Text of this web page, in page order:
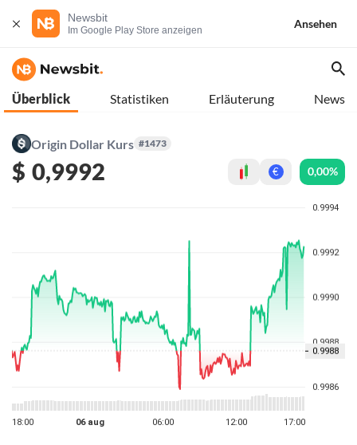
Newsbit
Im Google Play Store anzeigen
Ansehen
Überblick Statistiken Erläuterung News
Origin Dollar Kurs #1473
$ 0,9992 € 0,00%